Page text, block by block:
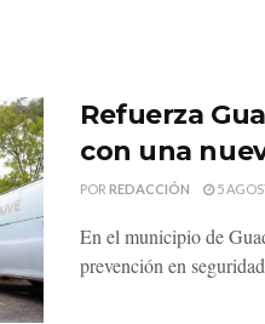
Refuerza
con una
POR REDACCIÓN 5
En el municipio de
prevención en